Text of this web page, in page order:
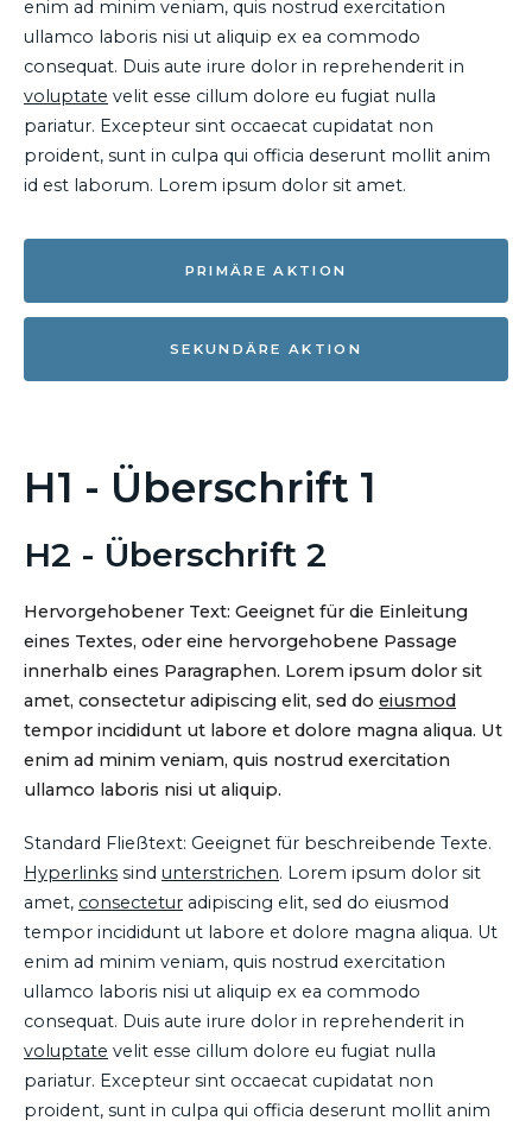
enim ad minim veniam, quis nostrud exercitation
ullamco laboris nisi ut aliquip ex ea commodo
consequat. Duis aute irure dolor in reprehenderit in
voluptate velit esse cillum dolore eu fugiat nulla
pariatur. Excepteur sint occaecat cupidatat non
proident, sunt in culpa qui officia deserunt mollit anim
id est laborum. Lorem ipsum dolor sit amet.
PRIMÄRE AKTION
SEKUNDÄRE AKTION
H1 - Überschrift 1
H2 - Überschrift 2
Hervorgehobener Text: Geeignet für die Einleitung
eines Textes, oder eine hervorgehobene Passage
innerhalb eines Paragraphen. Lorem ipsum dolor sit
amet, consectetur adipiscing elit, sed do eiusmod
tempor incididunt ut labore et dolore magna aliqua. Ut
enim ad minim veniam, quis nostrud exercitation
ullamco laboris nisi ut aliquip.
Standard Fließtext: Geeignet für beschreibende Texte.
Hyperlinks sind unterstrichen. Lorem ipsum dolor sit
amet, consectetur adipiscing elit, sed do eiusmod
tempor incididunt ut labore et dolore magna aliqua. Ut
enim ad minim veniam, quis nostrud exercitation
ullamco laboris nisi ut aliquip ex ea commodo
consequat. Duis aute irure dolor in reprehenderit in
voluptate velit esse cillum dolore eu fugiat nulla
pariatur. Excepteur sint occaecat cupidatat non
proident, sunt in culpa qui officia deserunt mollit anim